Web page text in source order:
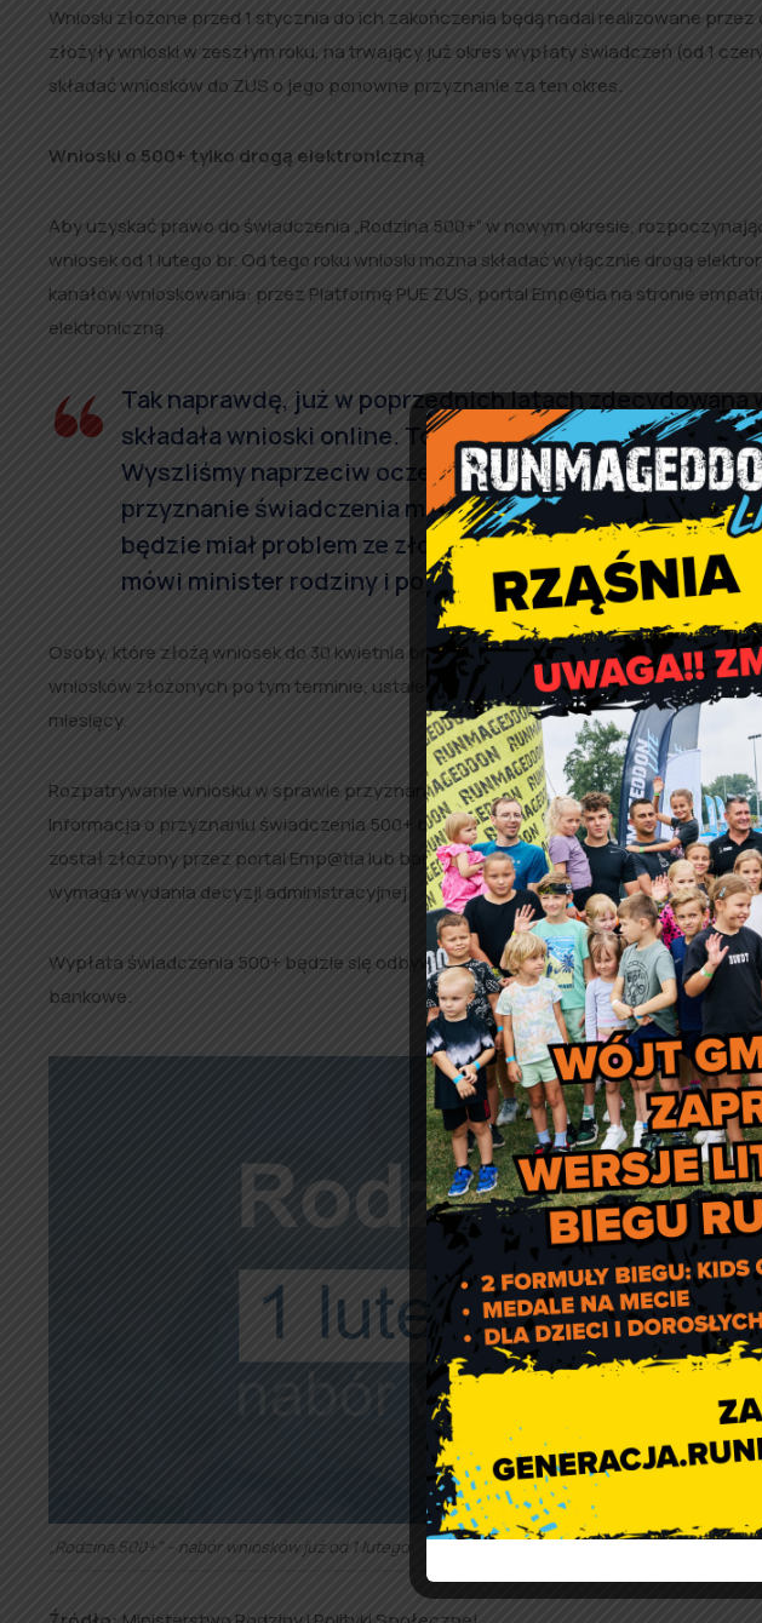
Wnioski złożone przed 1 stycznia do ich zakończenia będą nadal realizowane
złożyły wnioski w zeszłym roku, na trwający już okres wypłaty świadczeń (od 1
składać wniosków do ZUS o jego ponowne przyznanie za ten okres.
Wnioski o 500+ tylko drogą elektroniczną
Aby uzyskać prawo do świadczenia „Rodzina 500+” w nowym okresie,
wniosek od 1 lutego br. Od tego roku wnioski można składać wyłącznie drogą
kanałów wnioskowania: przez Platformę PUE ZUS, portal Emp@tia na stronie
elektroniczną.
Tak naprawdę, już w poprzednich latach
składała wnioski online. To znacznie szybsze i
Wyszliśmy naprzeciw oczekiwaniom rodzicom. Od 1
przyznanie świadczenia można składać tylko drogą
będzie miał problem ze złożeniem wniosku, może
mówi minister rodziny i polityki społecznej Marlena
Osoby, które złożą wniosek do 30 kwietnia br., otrzymają pierwszą wypłatę
wniosków złożonych po tym terminie, ustalenie prawa do wypłaty świadczenia
miesięcy.
Rozpatrywanie wniosku w sprawie przyznania świadczenia wychowawczego
Informacja o przyznaniu świadczenia 500+ będzie znajdowała się w skrzynce
został złożony przez portal Emp@tia lub bankowość elektroniczną. Przyznane
wymaga wydania decyzji administracyjnej.
Wypłata świadczenia 500+ będzie się odbywać wyłącznie w formie
bankowe.
„Rodzina 500+” – nabór wniosków już od 1 lutego